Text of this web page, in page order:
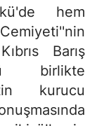
hem
Barış
birlikte
kurucu